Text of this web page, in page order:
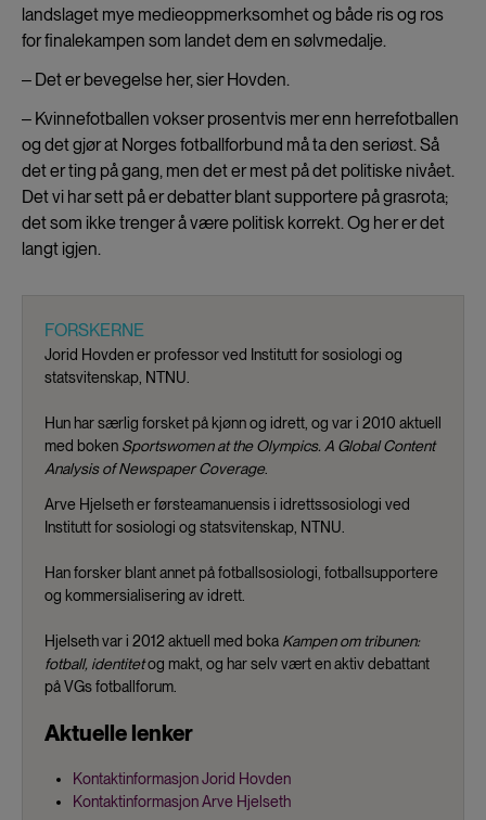
landslaget mye medieoppmerksomhet og både ris og ros
for finalekampen som landet dem en sølvmedalje.
‒ Det er bevegelse her, sier Hovden.
‒ Kvinnefotballen vokser prosentvis mer enn herrefotballen
og det gjør at Norges fotballforbund må ta den seriøst. Så
det er ting på gang, men det er mest på det politiske nivået.
Det vi har sett på er debatter blant supportere på grasrota;
det som ikke trenger å være politisk korrekt. Og her er det
langt igjen.
FORSKERNE
Jorid Hovden er professor ved Institutt for sosiologi og
statsvitenskap, NTNU.
Hun har særlig forsket på kjønn og idrett, og var i 2010 aktuell
med boken Sportswomen at the Olympics. A Global Content
Analysis of Newspaper Coverage.
Arve Hjelseth er førsteamanuensis i idrettssosiologi ved
Institutt for sosiologi og statsvitenskap, NTNU.
Han forsker blant annet på fotballsosiologi, fotballsupportere
og kommersialisering av idrett.
Hjelseth var i 2012 aktuell med boka Kampen om tribunen:
fotball, identitetog makt, og har selv vært en aktiv debattant
på VGs fotballforum.
Aktuelle lenker
Kontaktinformasjon Jorid Hovden
Kontaktinformasjon Arve Hjelseth